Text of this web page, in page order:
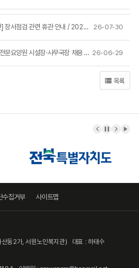
[행복나눔작은도서관] 장서점검 관련 휴관 안내 / 2026. 8. 10.~8. 14.(5일간) 26-07-30
[모집공고] 보현노인전문요양원 시설장·사무국장 채용 공고 26-06-29
목록
이전 배너
배너 정지
다음
배
수집거부 사이트맵
동2가, 서원노인복지관)
대표 : 하태수